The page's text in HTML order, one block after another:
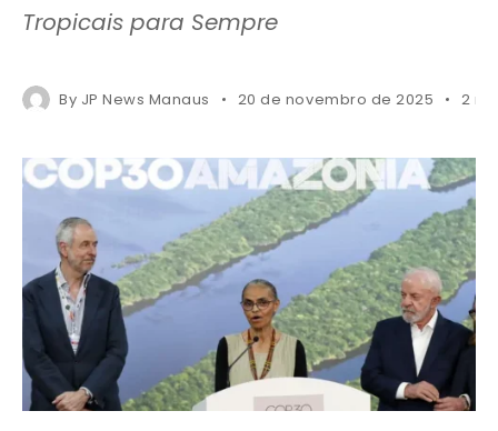
Tropicais para Sempre
By JP News Manaus 20 de novembro de 2025 2